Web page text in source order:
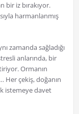
bir iz bırakıyor.
harmanlanmış
zamanda sağladığı
anlarında, bir
Ormanın
Her çekiş, doğanın
istemeye davet